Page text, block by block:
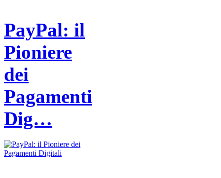
PayPal: il
Pioniere
dei
Pagamenti
Dig…